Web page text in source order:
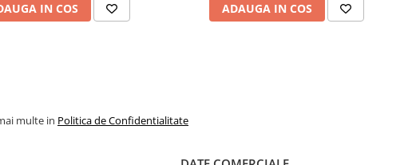
IN COS ADAUGA IN COS
multe in Politica de Confidentialitate